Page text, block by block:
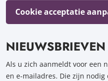
Cookie acceptatie
NIEUWSBRIEVEN
Als u zich aanmeldt voor een
en e-mailadres. Die zijn